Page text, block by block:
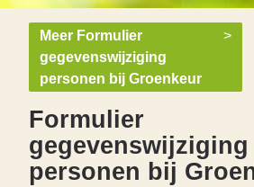
Meer Formulier
gegevenswijziging
personen bij Groenkeur
>
Formulier
gegevenswijziging
personen bij